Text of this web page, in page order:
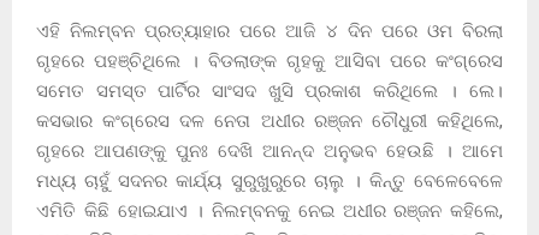
ଏହି ନିଲମ୍ବନ ପ୍ରତ୍ୟାହାର ପରେ ଆଜି ୪ ଦିନ ପରେ ଓମ ବିରଲା
ଗୃହରେ ପହଞ୍ଚିଥିଲେ । ବିଡଲାଙ୍କ ଗୃହକୁ ଆସିବା ପରେ କଂଗ୍ରେସ
ସମେତ ସମସ୍ତ ପାର୍ଟିର ସାଂସଦ ଖୁସି ପ୍ରକାଶ କରିଥିଲେ । ଲେ।
କସଭାର କଂଗ୍ରେସ ଦଳ ନେତା ଅଧୀର ରଞ୍ଜନ ଚୌଧୁରୀ କହିଥିଲେ,
ଗୃହରେ ଆପଣଙ୍କୁ ପୁନଃ ଦେଖି ଆନନ୍ଦ ଅନୁଭବ ହେଉଛି । ଆମେ
ମଧ୍ୟ ଚାହୁଁ ସଦନର କାର୍ଯ୍ୟ ସୁରୁଖୁରୁରେ ଚାଲୁ । କିନ୍ତୁ ବେଳେବେଳେ
ଏମିତି କିଛି ହୋଇଯାଏ । ନିଲମ୍ବନକୁ ନେଇ ଅଧୀର ରଞ୍ଜନ କହିଲେ,